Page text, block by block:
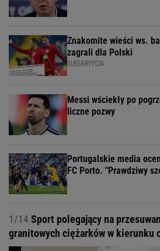
Znakomite wieści ws.
zagrali dla Polski
SUBSKRYPCJA
Messi wściekły po
liczne pozwy
Portugalskie media
FC Porto. "Prawdziwy
1/14Sport polegający na
granitowych ciężarków w kierunku